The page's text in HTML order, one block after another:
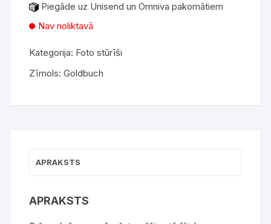
Piegāde uz Unisend un Omniva pakomātiem
Nav noliktavā
Kategorija: Foto stūrīši
Zīmols:Goldbuch
APRAKSTS
APRAKSTS